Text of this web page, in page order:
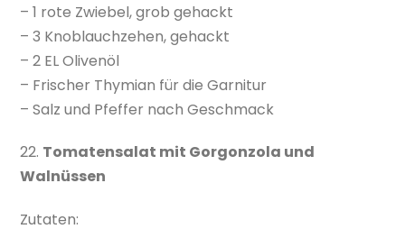
– 1 rote Zwiebel, grob gehackt
– 3 Knoblauchzehen, gehackt
– 2 EL Olivenöl
– Frischer Thymian für die Garnitur
– Salz und Pfeffer nach Geschmack
22. Tomatensalat mit Gorgonzola und
Walnüssen
Zutaten: